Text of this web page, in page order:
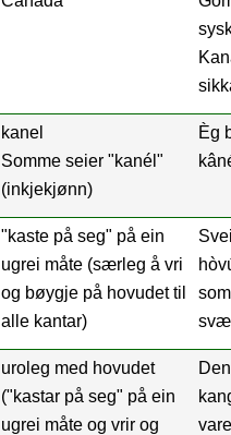
kanel
Somme seier "kanél"
(inkjekjønn)
Èg
"kaste på seg" på ein
ugrei måte (særleg å vri
og bøygje på hovudet til
alle kantar)
uroleg med hovudet
("kastar på seg" på ein
ugrei måte og vrir og